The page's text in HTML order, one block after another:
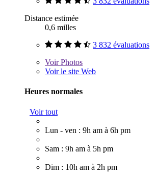
Distance estimée
0,6 milles
3 832 évaluations
VoirPhotos
Voir le site Web
Heures normales
Voir tout
Lun - ven : 9h am à 6h pm
Sam : 9h am à 5h pm
Dim : 10h am à 2h pm